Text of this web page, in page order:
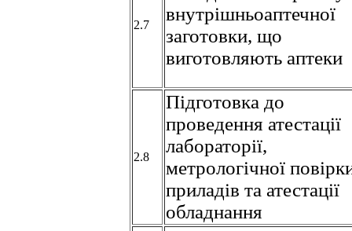
2.7
внутрішньоаптечної
заготовки, що
виготовляють аптеки
2.8
Підготовка до
проведення атестації
лабораторії,
метрологічної
приладів та атестації
обладнання